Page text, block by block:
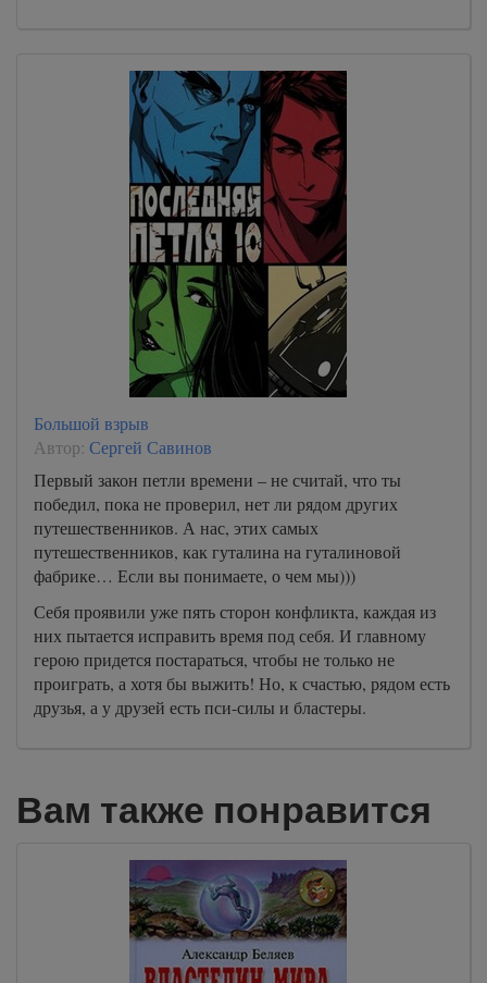
Большой взрыв
Автор: Сергей Савинов
Первый закон петли времени – не считай, что ты
победил, пока не проверил, нет ли рядом других
путешественников. А нас, этих самых
путешественников, как гуталина на гуталиновой
фабрике… Если вы понимаете, о чем мы)))
Себя проявили уже пять сторон конфликта, каждая из
них пытается исправить время под себя. И главному
герою придется постараться, чтобы не только не
проиграть, а хотя бы выжить! Но, к счастью, рядом есть
друзья, а у друзей есть пси-силы и бластеры.
Вам также понравится